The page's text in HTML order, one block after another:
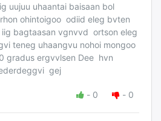
uujuu uhaantai baisaan bol
ohintoigoo odiid eleg bvten
bagtaasan vgnvvd ortson eleg
teneg uhaangvu nohoi mongoo
gradus ergvvlsen Dee hvn
gej
- 0 - 0